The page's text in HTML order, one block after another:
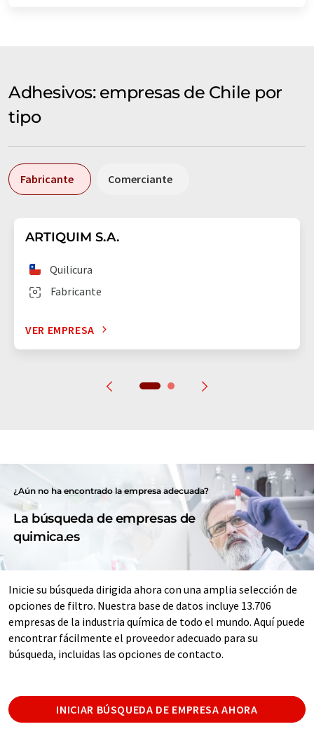
Adhesivos: empresas de Chile por
tipo
Fabricante Comerciante
ARTIQUIM S.A.
Fabricante
Quilicura
VER EMPRESA
¿Aún no ha encontrado la empresa adecuada?
La búsqueda de empresas de
quimica.es
Inicie su búsqueda dirigida ahora con una amplia selección de
opciones de filtro. Nuestra base de datos incluye 13.706
empresas de la industria química de todo el mundo. Aquí puede
encontrar fácilmente el proveedor adecuado para su
búsqueda, incluidas las opciones de contacto.
INICIAR BÚSQUEDA DE EMPRESA AHORA